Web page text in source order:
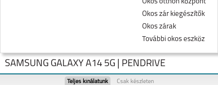
Okos otthon központ
Okos zár kiegészítők
Okos zárak
További okos eszköz
SAMSUNG GALAXY A14 5G | PENDRIVE
Teljes kínálatunk Csak készleten